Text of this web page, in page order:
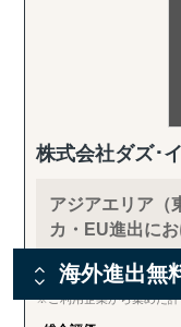
株式会社ダズ･
アジアエリア（
カ・EU進出に
ご利用企業からの
※ご利用企業から集めた
海外進出無